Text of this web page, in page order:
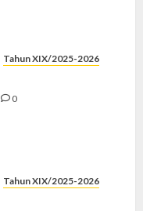
Tahun XIX/2025-2026
0
Tahun XIX/2025-2026